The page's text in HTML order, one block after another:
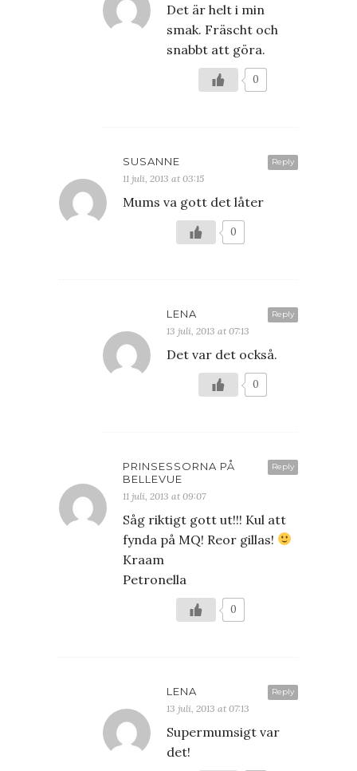
Det är helt i min
smak. Fräscht och
snabbt att göra.
0
Reply
SUSANNE
11 juli, 2013 at 03:15
Mums va gott det låter
0
Reply
LENA
13 juli, 2013 at 07:13
Det var det också.
0
Reply
PRINSESSORNA PÅ
BELLEVUE
11 juli, 2013 at 09:07
Såg riktigt gott ut!!! Kul att
fynda på MQ! Reor gillas!
Kraam
Petronella
0
Reply
LENA
13 juli, 2013 at 07:13
Supermumsigt var
det!